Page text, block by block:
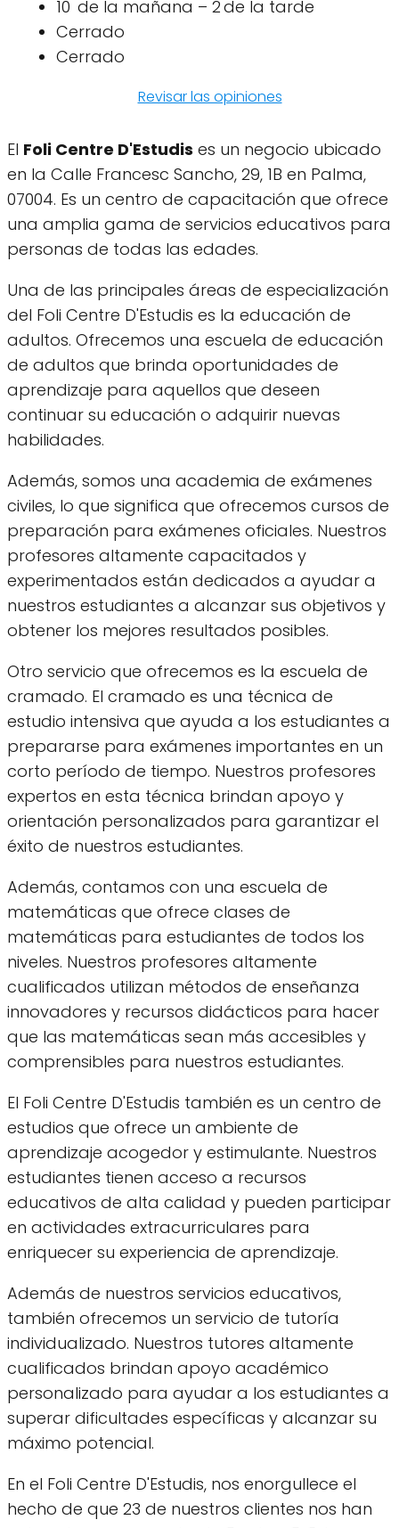
10 de la mañana – 2 de la tarde
Cerrado
Cerrado
Revisar las opiniones
El Foli Centre D'Estudis es un negocio ubicado
en la Calle Francesc Sancho, 29, 1B en Palma,
07004. Es un centro de capacitación que ofrece
una amplia gama de servicios educativos para
personas de todas las edades.
Una de las principales áreas de especialización
del Foli Centre D'Estudis es la educación de
adultos. Ofrecemos una escuela de educación
de adultos que brinda oportunidades de
aprendizaje para aquellos que deseen
continuar su educación o adquirir nuevas
habilidades.
Además, somos una academia de exámenes
civiles, lo que significa que ofrecemos cursos de
preparación para exámenes oficiales. Nuestros
profesores altamente capacitados y
experimentados están dedicados a ayudar a
nuestros estudiantes a alcanzar sus objetivos y
obtener los mejores resultados posibles.
Otro servicio que ofrecemos es la escuela de
cramado. El cramado es una técnica de
estudio intensiva que ayuda a los estudiantes a
prepararse para exámenes importantes en un
corto período de tiempo. Nuestros profesores
expertos en esta técnica brindan apoyo y
orientación personalizados para garantizar el
éxito de nuestros estudiantes.
Además, contamos con una escuela de
matemáticas que ofrece clases de
matemáticas para estudiantes de todos los
niveles. Nuestros profesores altamente
cualificados utilizan métodos de enseñanza
innovadores y recursos didácticos para hacer
que las matemáticas sean más accesibles y
comprensibles para nuestros estudiantes.
El Foli Centre D'Estudis también es un centro de
estudios que ofrece un ambiente de
aprendizaje acogedor y estimulante. Nuestros
estudiantes tienen acceso a recursos
educativos de alta calidad y pueden participar
en actividades extracurriculares para
enriquecer su experiencia de aprendizaje.
Además de nuestros servicios educativos,
también ofrecemos un servicio de tutoría
individualizado. Nuestros tutores altamente
cualificados brindan apoyo académico
personalizado para ayudar a los estudiantes a
superar dificultades específicas y alcanzar su
máximo potencial.
En el Foli Centre D'Estudis, nos enorgullece el
hecho de que 23 de nuestros clientes nos han